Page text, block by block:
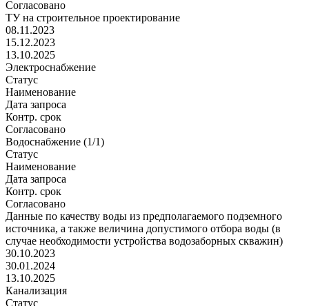
Согласовано
ТУ на строительное проектирование
08.11.2023
15.12.2023
13.10.2025
Электроснабжение
Статус
Наименование
Дата запроса
Контр. срок
Согласовано
Водоснабжение (1/1)
Статус
Наименование
Дата запроса
Контр. срок
Согласовано
Данные по качеству воды из предполагаемого подземного
источника, а также величина допустимого отбора воды (в
случае необходимости устройства водозаборных скважин)
30.10.2023
30.01.2024
13.10.2025
Канализация
Статус